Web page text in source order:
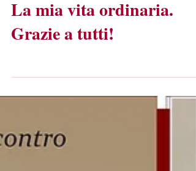
Presentazione 20 Marzo -
La mia vita ordinaria.